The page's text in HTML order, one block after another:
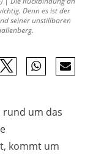
Denn es ist der
seiner unstillbaren
rund um das
kommt um